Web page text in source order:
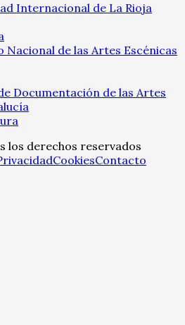
Internacional de La Rioja
de las Artes Escénicas
Documentación de las Artes
los derechos reservados
CookiesContacto